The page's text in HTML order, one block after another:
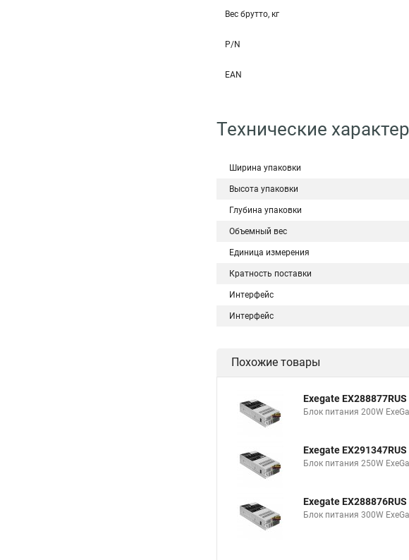
Вес брутто, кг
P/N
EAN
Технические
Ширина упаковки
Высота упаковки
Глубина упаковки
Объемный вес
Единица измерения
Кратность поставки
Интерфейс
Интерфейс
Похожие товары
Exegate
Блок питания 200W
Exegate
Блок питания 250W
Exegate
Блок питания 300W